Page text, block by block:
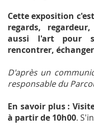
Cette exposition
regards,
aussi l'art pour
rencontrer,
D'après un
responsable du
En savoir plus :
à partir de 10h00.